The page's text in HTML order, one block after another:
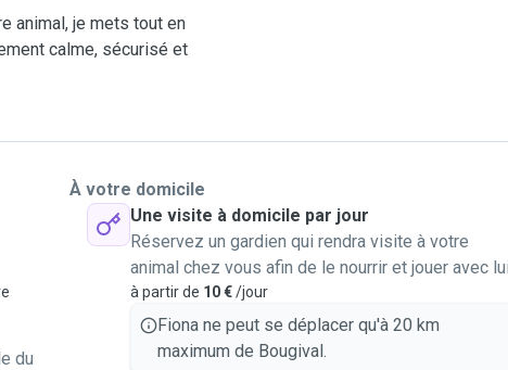
animal, je mets tout en
calme, sécurisé et
du
À votre domicile
Une visite à domicile par jour
Réservez un gardien qui rendra visite à votre
animal chez vous afin de le nourrir et jouer avec
à partir de 10 €/jour
Fiona ne peut se déplacer qu'à 20 km
maximum de Bougival.